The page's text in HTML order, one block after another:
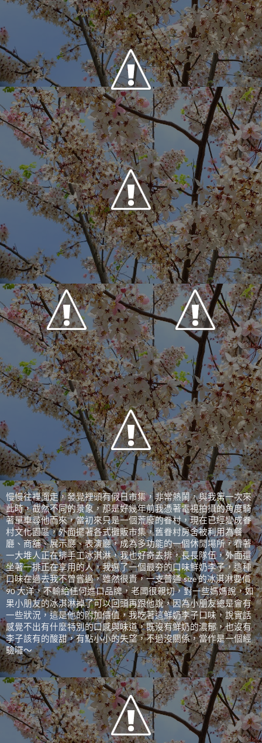
慢慢往裡面走，發覺裡頭有假日市集，非常熱鬧，與我第一次來
此時，截然不同的景象，那是好幾年前我憑著電視拍攝的角度騎
著單車尋他而來，當初來只是一個荒廢的眷村，現在已經變成眷
村文化園區，外面擺著各式攤販市集，舊眷村房舍被利用為餐
廳、商舖、展示廳、表演廳，成為多功能的一個休閒場所，看著
一大堆人正在排手工冰淇淋，我也好奇去排，長長隊伍，外面還
坐著一排正在享用的人，我選了一個最夯的口味鮮奶李子，這種
口味在過去我不曾嘗過，雖然很貴，一支普通size的冰淇淋要價
90大洋，不輸給任何進口品牌，老闆很親切，對一些媽媽說，如
果小朋友的冰淇淋掉了可以回頭再跟他說，因為小朋友總是會有
一些狀況，這是他的附加價值，我吃著這鮮奶李子口味，說實話
感覺不出有什麼特別的口感與味道，既沒有鮮奶的濃郁，也沒有
李子該有的酸甜，有點小小的失望，不過沒關係，當作是一個經
驗囉～